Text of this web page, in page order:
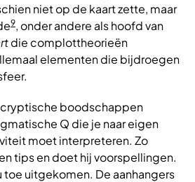
niet op de kaart zette, maar
9, onder andere als hoofd van
die complottheorieën
elementen die bijdroegen
boodschappen
Q die je naar eigen
moet interpreteren. Zo
tips en doet hij voorspellingen.
toe uitgekomen. De aanhangers